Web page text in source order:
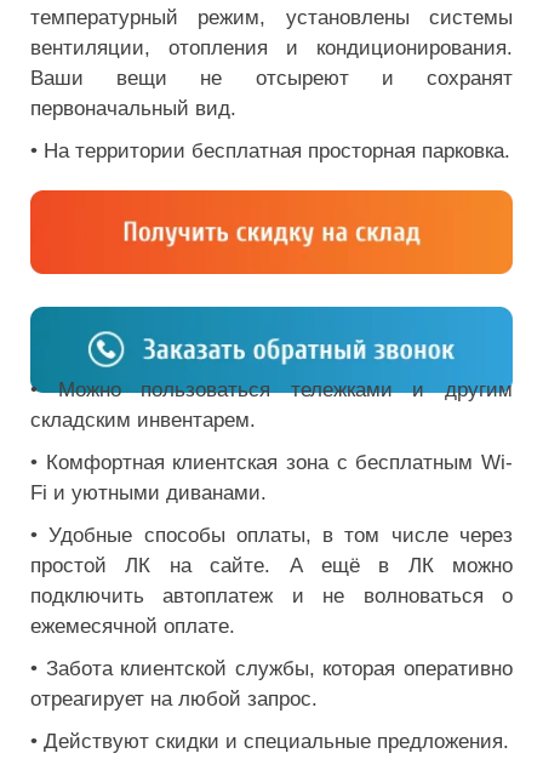
температурный режим, установлены системы
вентиляции, отопления и кондиционирования.
Ваши вещи не отсыреют и сохранят
первоначальный вид.
• На территории бесплатная просторная парковка.
• Можно пользоваться тележками и другим
складским инвентарем.
• Комфортная клиентская зона с бесплатным Wi-
Fi и уютными диванами.
• Удобные способы оплаты, в том числе через
простой ЛК на сайте. А ещё в ЛК можно
подключить автоплатеж и не волноваться о
ежемесячной оплате.
• Забота клиентской службы, которая оперативно
отреагирует на любой запрос.
• Действуют скидки и специальные предложения.